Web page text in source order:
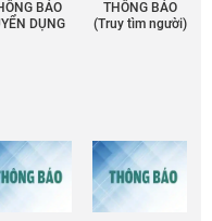
BÁO
DỤNG
THÔNG BÁO
(Truy tìm người)